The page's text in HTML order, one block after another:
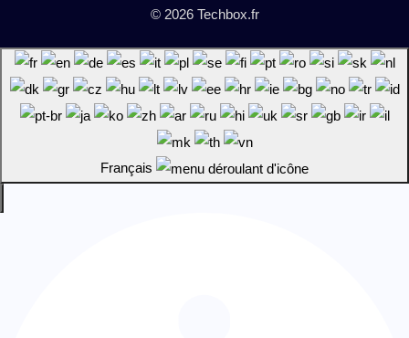
© 2026 Techbox.fr
Français